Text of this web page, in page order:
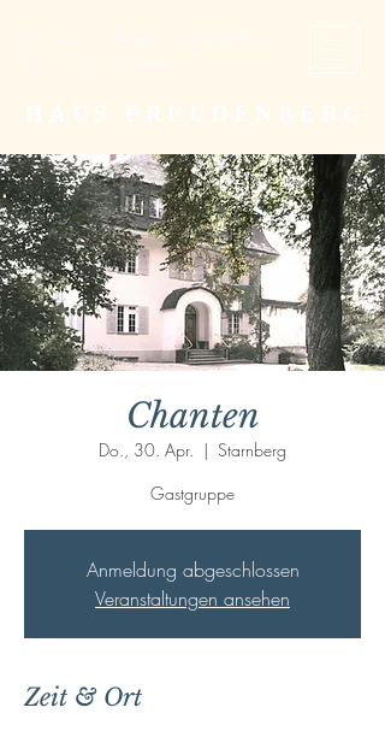
Chanten
Do., 30. Apr.
  |
Starnberg
Gastgruppe
Anmeldung abgeschlossen
Veranstaltungen ansehen
Zeit & Ort